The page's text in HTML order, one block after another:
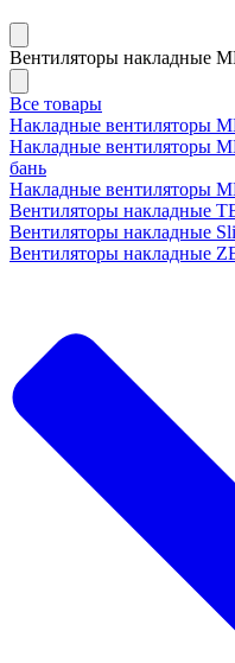
Вентиляторы накладные
Все товары
Накладные вентиляторы
Накладные вентиляторы
бань
Накладные вентиляторы
Вентиляторы накладные
Вентиляторы накладные
Вентиляторы накладные